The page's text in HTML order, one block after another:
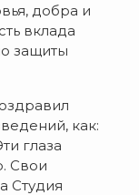
добра и
вклада
защиты
как:
глаза
Свои
Студия